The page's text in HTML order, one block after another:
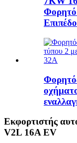
Φορητό
Εκφορτιστής
V2L 16A EV